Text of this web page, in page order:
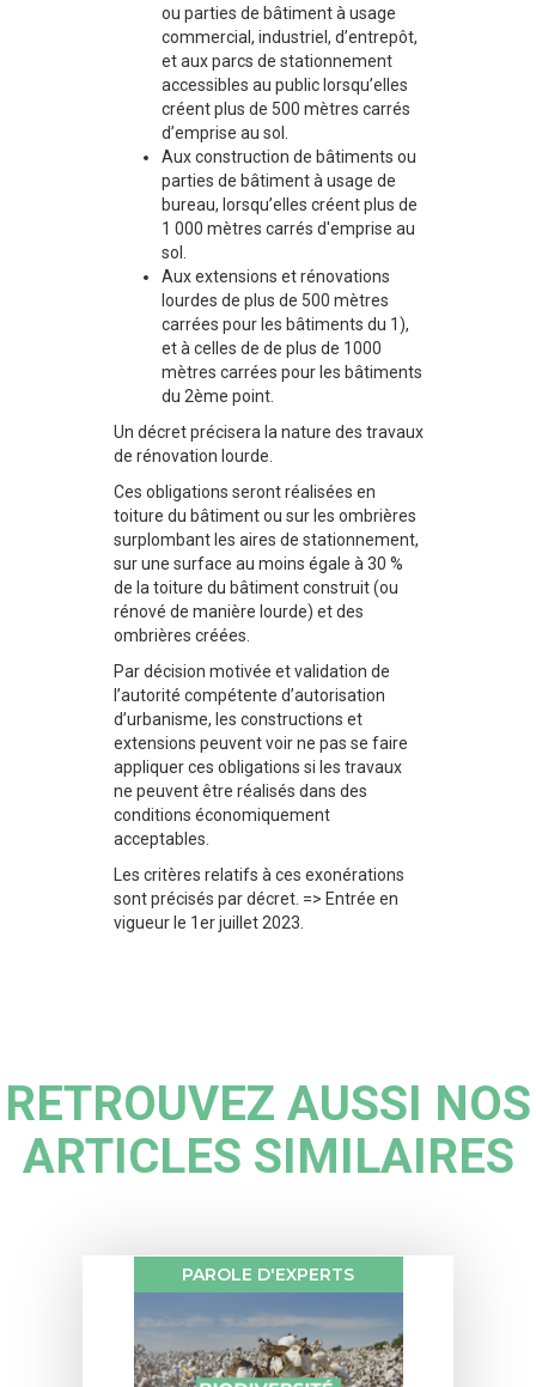
ou parties de bâtiment à usage
commercial, industriel, d’entrepôt,
et aux parcs de stationnement
accessibles au public lorsqu’elles
créent plus de 500 mètres carrés
d’emprise au sol.
Aux construction de bâtiments ou
parties de bâtiment à usage de
bureau, lorsqu’elles créent plus de
1 000 mètres carrés d'emprise au
sol.
Aux extensions et rénovations
lourdes de plus de 500 mètres
carrées pour les bâtiments du 1),
et à celles de de plus de 1000
mètres carrées pour les bâtiments
du 2ème point.
Un décret précisera la nature des travaux
de rénovation lourde.
Ces obligations seront réalisées en
toiture du bâtiment ou sur les ombrières
surplombant les aires de stationnement,
sur une surface au moins égale à 30 %
de la toiture du bâtiment construit (ou
rénové de manière lourde) et des
ombrières créées.
Par décision motivée et validation de
l’autorité compétente d’autorisation
d’urbanisme, les constructions et
extensions peuvent voir ne pas se faire
appliquer ces obligations si les travaux
ne peuvent être réalisés dans des
conditions économiquement
acceptables.
Les critères relatifs à ces exonérations
sont précisés par décret. => Entrée en
vigueur le 1er juillet 2023.
RETROUVEZ AUSSI NOS
ARTICLES SIMILAIRES
PAROLE D'EXPERTS